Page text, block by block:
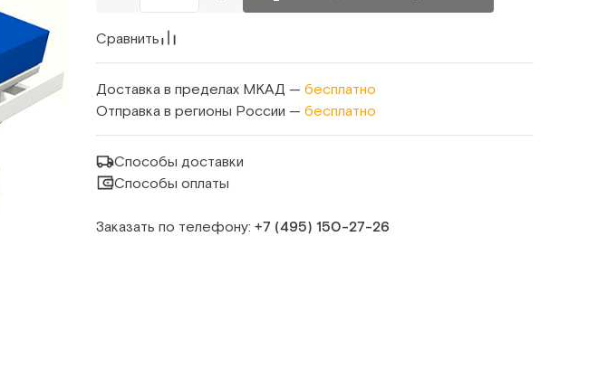
Сравнить
Доставка в пределах МКАД — бесплатно
Отправка в регионы России — бесплатно
Способы доставки
Способы оплаты
Заказать по телефону: +7 (495) 150‑27‑26